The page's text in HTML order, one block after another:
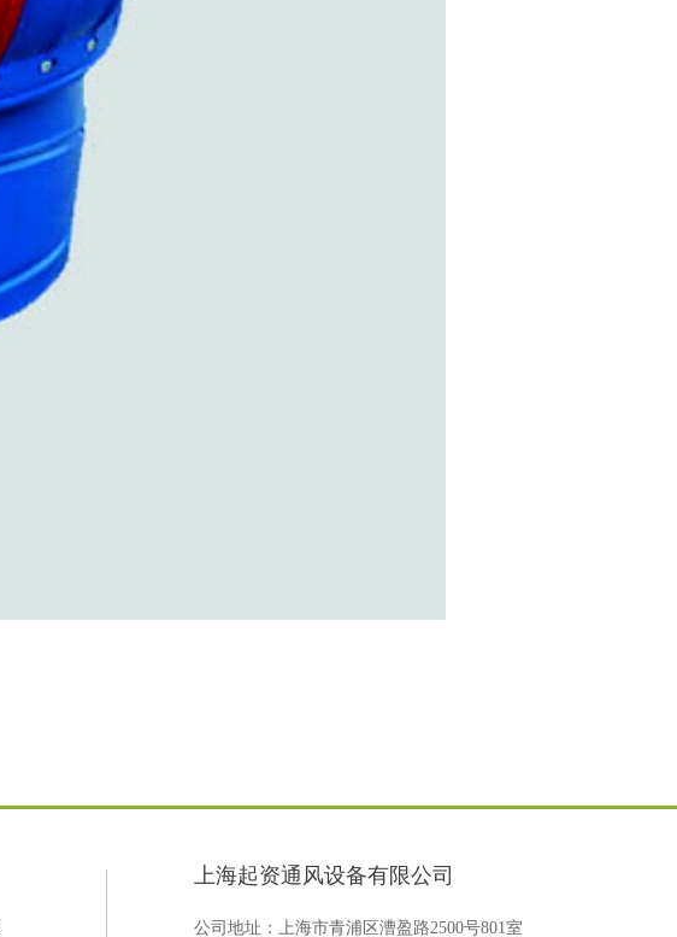
上海起资通风设备有限公司
公司地址：上海市青浦区漕盈路2500号801室